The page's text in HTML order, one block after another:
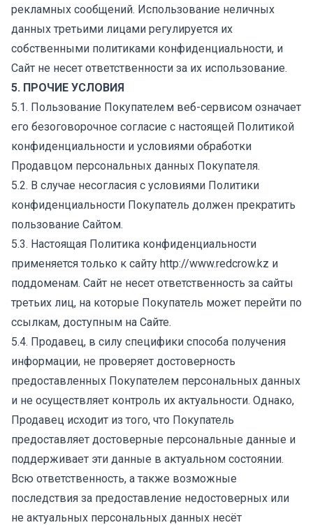
рекламных сообщений. Использование неличных
данных третьими лицами регулируется их
собственными политиками конфиденциальности, и
Сайт не несет ответственности за их использование.
5. ПРОЧИЕ УСЛОВИЯ
5.1. Пользование Покупателем веб-сервисом означает
его безоговорочное согласие с настоящей Политикой
конфиденциальности и условиями обработки
Продавцом персональных данных Покупателя.
5.2. В случае несогласия с условиями Политики
конфиденциальности Покупатель должен прекратить
пользование Сайтом.
5.3. Настоящая Политика конфиденциальности
применяется только к сайту http://www.redcrow.kz и
поддоменам. Сайт не несет ответственность за сайты
третьих лиц, на которые Покупатель может перейти по
ссылкам, доступным на Сайте.
5.4. Продавец, в силу специфики способа получения
информации, не проверяет достоверность
предоставленных Покупателем персональных данных
и не осуществляет контроль их актуальности. Однако,
Продавец исходит из того, что Покупатель
предоставляет достоверные персональные данные и
поддерживает эти данные в актуальном состоянии.
Всю ответственность, а также возможные
последствия за предоставление недостоверных или
не актуальных персональных данных несёт